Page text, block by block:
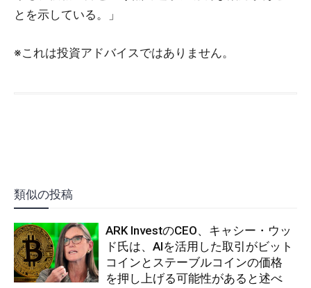
とを示している。」
※これは投資アドバイスではありません。
類似の投稿
ARK InvestのCEO、キャシー・ウッ
ド氏は、AIを活用した取引がビット
コインとステーブルコインの価格
を押し上げる可能性があると述べ